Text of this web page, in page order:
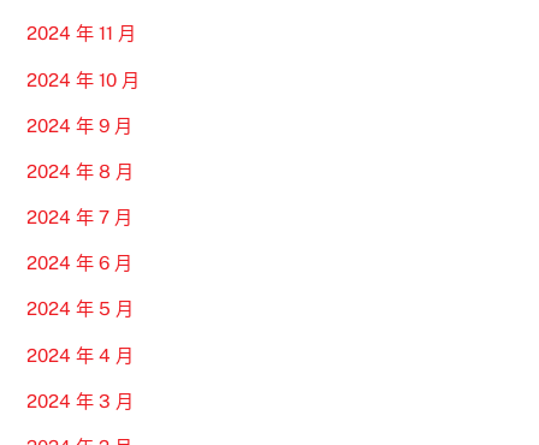
2024 年 11 月
2024 年 10 月
2024 年 9 月
2024 年 8 月
2024 年 7 月
2024 年 6 月
2024 年 5 月
2024 年 4 月
2024 年 3 月